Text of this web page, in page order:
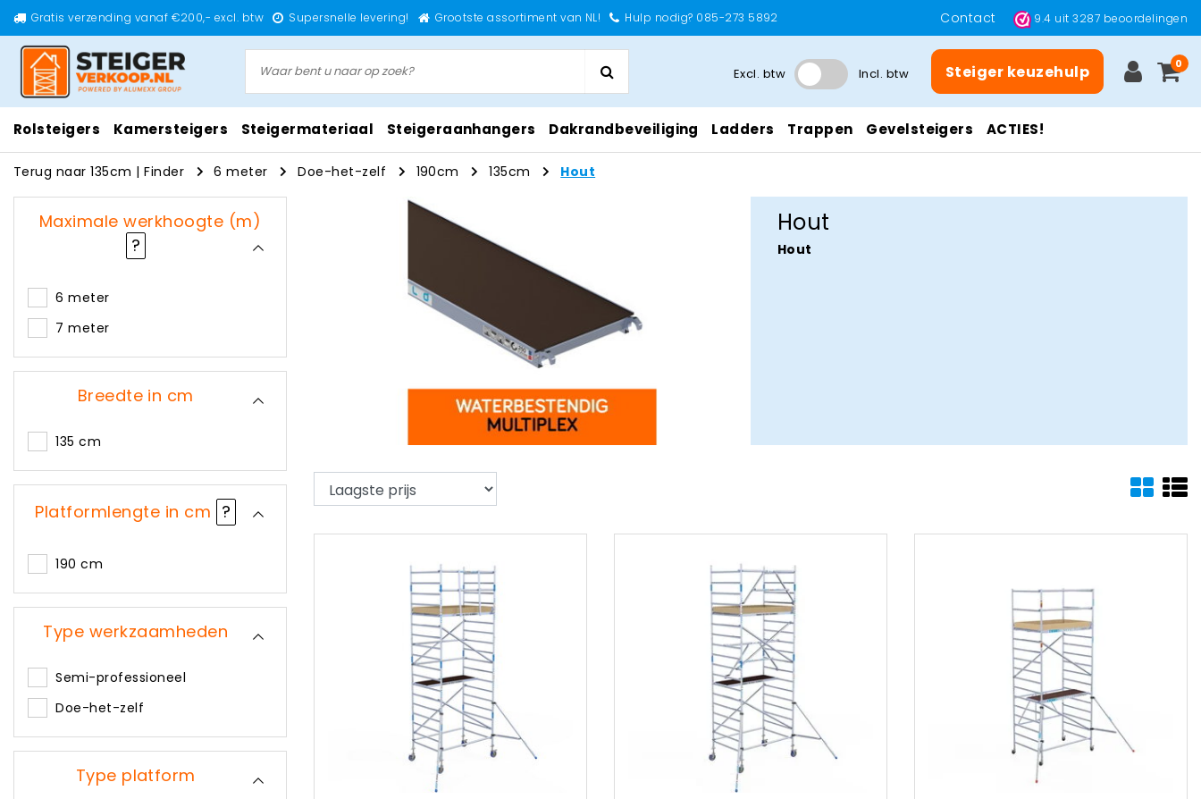
Gratis verzending vanaf €200,- excl. btw Supersnelle levering! Grootste assortiment van NL! Hulp nodig? 085-273 5892 Contact 9.4 uit3287 beoordelingen
Excl. btw Incl. btw Steiger keuzehulp 0
Rolsteigers Kamersteigers Steigermateriaal Steigeraanhangers Dakrandbeveiliging Ladders Trappen Gevelsteigers ACTIES!
Terug naar 135cm |Finder 6 meter Doe-het-zelf 190cm 135cm Hout
Maximale werkhoogte (m)
?
6 meter
7 meter
Breedte in cm
135 cm
Platformlengte in cm ?
190 cm
Type werkzaamheden
Semi-professioneel
Doe-het-zelf
Type platform
Hout
Hout